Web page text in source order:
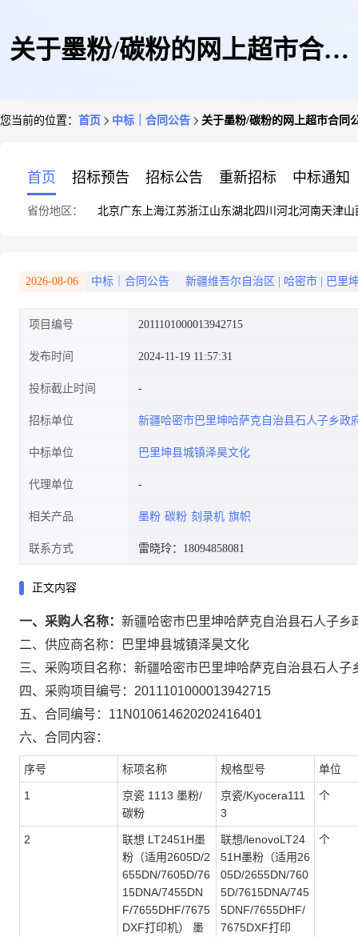
关于墨粉/碳粉的网上超市合同
您当前的位置： 首页 中标｜合同公告 关于墨粉/碳粉的网上超市合同
首页 招标预告 招标公告 重新招标 中标通知
省份地区： 北京广东 上海江苏浙江山东湖北四川 河北河南天津山
2026-08-06 中标｜合同公告 新疆维吾尔自治区 哈密市 巴里
项目编号 2011101000013942715
发布时间 2024-11-19 11:57:31
投标截止时间
招标单位 新疆哈密市巴里坤哈萨克自治县石人子乡政
中标单位 巴里坤县城镇泽昊文化
代理单位
相关产品 墨粉 碳粉 刻录机 旗帜
联系方式 雷晓玲：18094858081
正文内容
一、采购人名称： 新疆哈密市巴里坤哈萨克自治县石人子乡
二、供应商名称：
巴里坤县城镇泽昊文化
三、采购项目名称： 新疆哈密市巴里坤哈萨克自治县石人子
四、采购项目编号： 2011101000013942715
五、合同编号： 11N010614620202416401
六、合同内容：
序号 标项名称 规格型号 单位
1
京瓷 1113 墨粉/
碳粉
京瓷/Kyocera111
3
个
2
联想 LT2451H墨
粉（适用2605D/2
655DN/7605D/76
15DNA/7455DN
F/7655DHF/7675
DXF打印机） 墨
联想/lenovoLT24
51H墨粉（适用26
05D/2655DN/760
5D/7615DNA/745
5DNF/7655DHF/
7675DXF打印
个